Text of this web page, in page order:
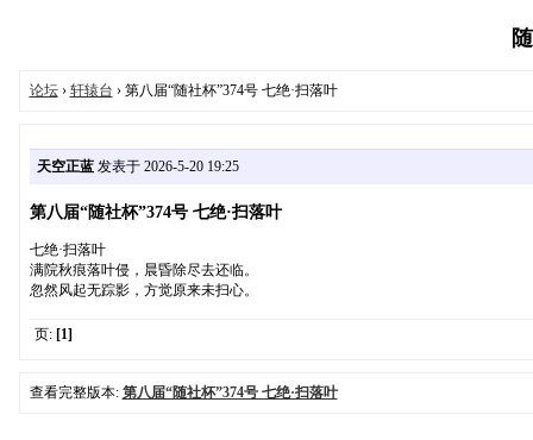
论坛› 轩辕台 › 第八届“随社杯”374号 七绝·扫落叶
天空正蓝发表于 2026-5-20 19:25
第八届“随社杯”374号 七绝·扫落叶
七绝·扫落叶
满院秋痕落叶侵，晨昏除尽去还临。
忽然风起无踪影，方觉原来未扫心。
页: [1]
查看完整版本: 第八届“随社杯”374号 七绝·扫落叶